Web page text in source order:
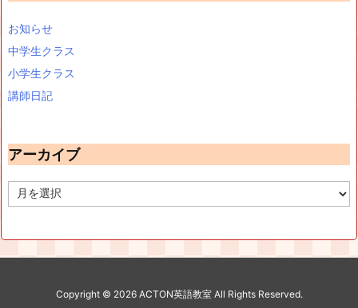
お知らせ
中学生クラス
小学生クラス
講師日記
アーカイブ
ー
Copyright © 2026 ACTON英語教室All Rights Reserved.